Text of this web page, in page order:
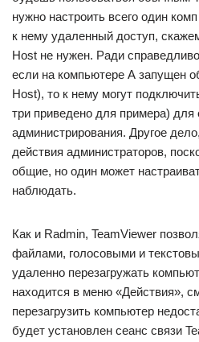
нужно настроить всего один
к нему удаленный доступ,
Host не нужен. Ради
если на компьютере А запущен
Host), то к нему могут
три приведено для примера) для
администрирования. Другое
действия администраторов,
общие, но один может
наблюдать.
Как и Radmin, TeamViewer
файлами, голосовыми и
удаленно перезагружать
находится в меню «Действия»,
перезагрузить компьютер
будет установлен сеанс связи